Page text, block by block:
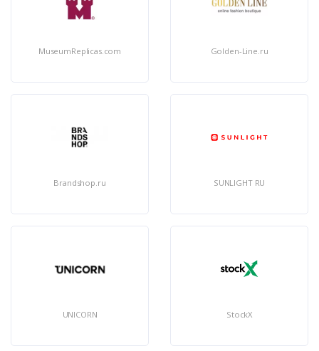
MuseumReplicas.com Golden-Line.ru
Brandshop.ru SUNLIGHT RU
UNICORN StockX